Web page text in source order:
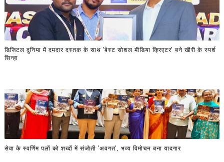
डिजिटल दुनिया में दमदार दस्तक के साथ 'बेस्ट सोशल मीडिया क्रिएटर' बने खीरी के स्पर्श
सिन्हा
सेवा के स्वर्णिम पलों को शब्दों में संजोती 'अवगत', भव्य विमोचन बना यादगार